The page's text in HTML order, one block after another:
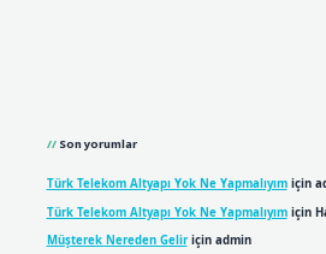
Son yorumlar
Türk Telekom Altyapı Yok Ne Yapmalıyımiçin
Türk Telekom Altyapı Yok Ne Yapmalıyımiçin
Müşterek Nereden Geliriçin admin